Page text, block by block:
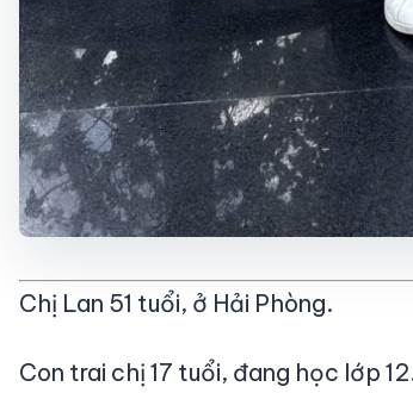
Chị Lan 51 tuổi, ở Hải Phòng.
Con trai chị 17 tuổi, đang học lớp